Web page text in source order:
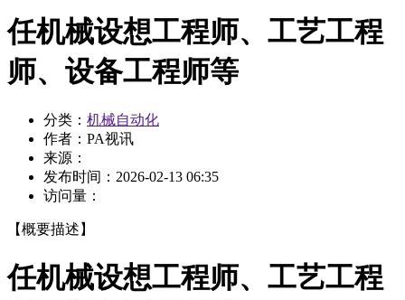
任机械设想工程师、工艺工程
师、设备工程师等
分类： 机械自动化
作者：PA视讯
来源：
发布时间： 2026-02-13 06:35
访问量：
【概要描述】
任机械设想工程师、工艺工程